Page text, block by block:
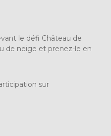
le défi Château de
de neige et prenez-le en
sur